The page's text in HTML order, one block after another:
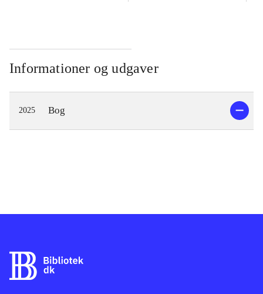
Informationer og udgaver
2025 Bog